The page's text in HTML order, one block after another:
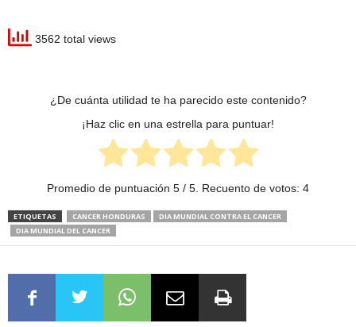
3562 total views
¿De cuánta utilidad te ha parecido este contenido?
¡Haz clic en una estrella para puntuar!
Promedio de puntuación 5 / 5. Recuento de votos: 4
ETIQUETAS CANCER HONDURAS
DIA MUNDIAL CONTRA EL CANCER
DIA MUNDIAL DEL CANCER